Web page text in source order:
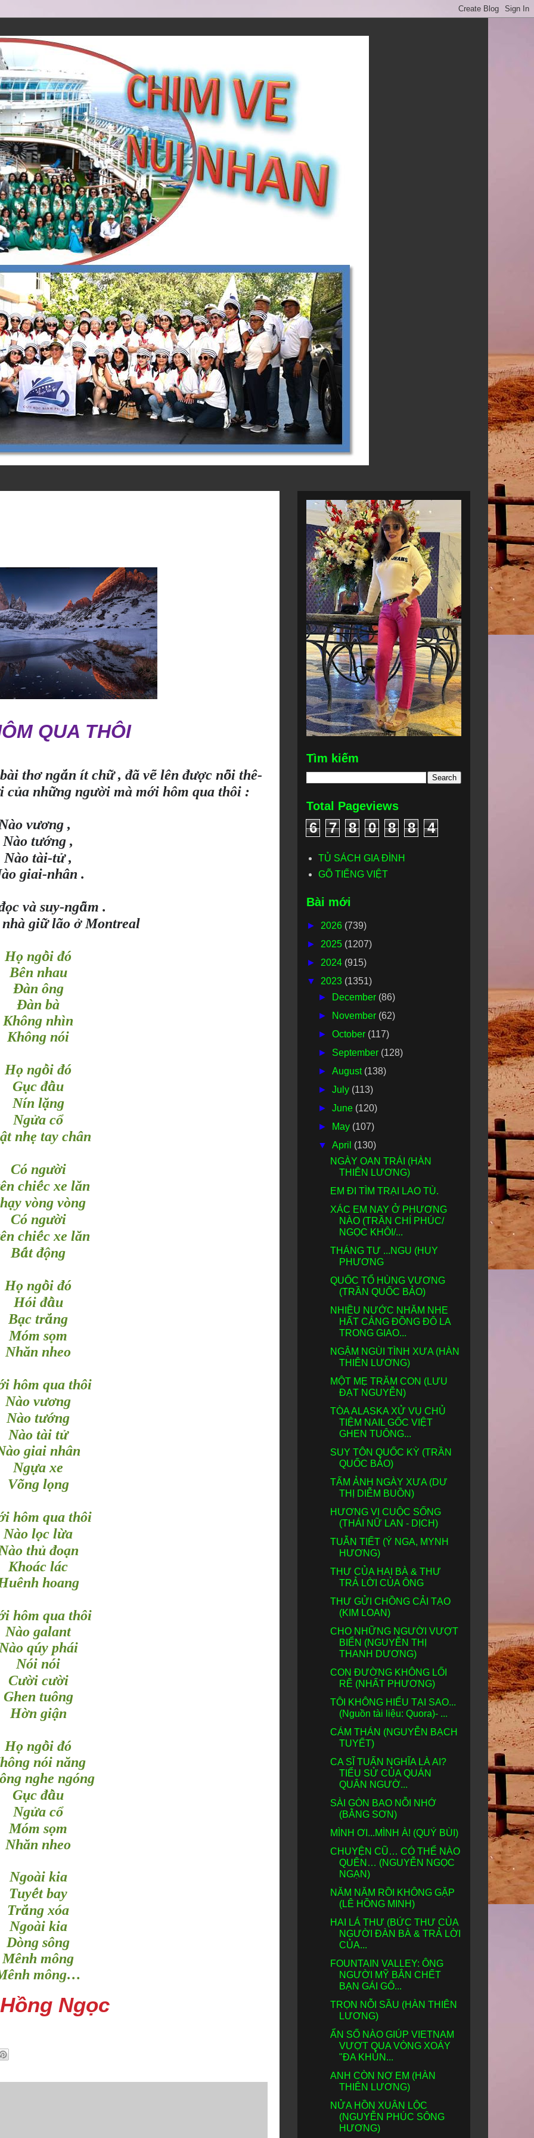
QUA THÔI
thơngắn ít chữ, đã vẽ lên được nỗi thê-
i của những người mà mới hôm qua thôi :
vương ,
Nào tướng ,
Nào tài-tử,
giai-nhân .
ọc và suy-ngẫm .
giữlão ởMontreal
Họ ngồi đó
Bên nhau
Đàn ông
Đàn bà
Không nhìn
Không nói
Họ ngồi đó
Gục đầu
Nín lặng
Ngửa cổ
ật nhẹ tay chân
Có người
chiếc xe lăn
ạy vòng vòng
Có người
chiếc xe lăn
Bất động
Họ ngồi đó
Hói đầu
Bạc trắng
Móm sọm
Nhăn nheo
i hôm qua thôi
Nào vương
Nào tướng
Nào tài tử
giai nhân
Ngựa xe
Võng lọng
i hôm qua thôi
Nào lọc lừa
thủđoạn
Khoác lác
hoang
i hôm qua thôi
Nào galant
qúy phái
Nói nói
Cười cười
Ghen tuông
Hờn giận
Họ ngồi đó
nói năng
nghe ngóng
Gục đầu
Ngửa cổ
Móm sọm
Nhăn nheo
Ngoài kia
Tuyết bay
Trắng xóa
Ngoài kia
Dòng sông
Mênh mông
mông…
Ngọc
Tìm kiếm
Total Pageviews
6 7 8 0 8 8 4
TỦ SÁCH GIA ĐÌNH
GÕ TIẾNG VIỆT
Bài mới
► 2026 (739)
► 2025 (1207)
► 2024 (915)
▼ 2023 (1351)
►
December (86)
►
November (62)
►October (117)
► September (128)
►August (138)
►July (113)
►June (120)
►
May (107)
▼April (130)
NGÀY OAN TRÁI (HÀN
THIÊN LƯƠNG)
EM ĐI TÌM TRẠI LAO TÙ.
XÁC EM NAY Ở PHƯƠNG
NÀO (TRẦN CHÍ PHÚC/
NGỌC KHÔI/...
THÁNG TƯ ...NGU (HUY
PHƯƠNG
QUỐC TỔ HÙNG VƯƠNG
(TRẦN QUỐC BẢO)
NHIỀU NƯỚC NHĂM NHE
HẤT CẲNG ĐỒNG ĐÔ LA
TRONG GIAO...
NGẬM NGÙI TÌNH XƯA (HÀN
THIÊN LƯƠNG)
MỘT MẸ TRĂM CON (LƯU
ĐẠT NGUYỄN)
TÒA ALASKA XỬ VỤ CHỦ
TIỆM NAIL GỐC VIỆT
GHEN TUÔNG...
SUY TÔN QUỐC KỲ (TRẦN
QUỐC BẢO)
TẤM ẢNH NGÀY XƯA (DƯ
THỊ DIỄM BUỒN)
HƯƠNG VỊ CUỘC SỐNG
(THÁI NỮ LAN - DỊCH)
TUẪN TIẾT (Ý NGA, MYNH
HƯƠNG)
THƯ CỦA HAI BÀ & THƯ
TRẢ LỜI CỦA ÔNG
THƯ GỬI CHỒNG CẢI TẠO
(KIM LOAN)
CHO NHỮNG NGƯỜI VƯỢT
BIỂN (NGUYỄN THỊ
THANH DƯƠNG)
CON ĐƯỜNG KHÔNG LỐI
RẼ (NHẤT PHƯƠNG)
TÔI KHÔNG HIỂU TẠI SAO...
(Nguồn tài liệu: Quora)- ...
CÁM THÁN (NGUYỄN BẠCH
TUYẾT)
CA SĨ TUẤN NGHĨA LÀ AI?
TIỂU SỬ CỦA QUÁN
QUÂN NGƯỜ...
SÀI GÒN BAO NỖI NHỚ
(BẰNG SƠN)
MÌNH ƠI...MÌNH À! (QUÝ BÙI)
CHUYỆN CŨ… CÓ THỂ NÀO
QUÊN… (NGUYỄN NGỌC
NGẠN)
NĂM NĂM RỒI KHÔNG GẶP
(LÊ HỒNG MINH)
HAI LÁ THƯ (BỨC THƯ CỦA
NGƯỜI ĐÀN BÀ & TRẢ LỜI
CỦA...
FOUNTAIN VALLEY: ÔNG
NGƯỜI MỸ BẮN CHẾT
BẠN GÁI GỐ...
TRỌN NỖI SẦU (HÀN THIÊN
LƯƠNG)
ẨN SỐ NÀO GIÚP VIETNAM
VƯỢT QUA VÒNG XOÁY
"ĐA KHỦN...
ANH CÒN NỢ EM (HÀN
THIÊN LƯƠNG)
NỬA HỒN XUÂN LỘC
(NGUYỄN PHÚC SÔNG
HƯƠNG)